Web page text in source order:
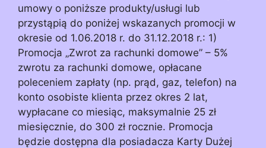
umowy o poniższe produkty/usługi lub
przystąpią do poniżej wskazanych promocji w
okresie od 1.06.2018 r. do 31.12.2018 r.: 1)
Promocja „Zwrot za rachunki domowe” – 5%
zwrotu za rachunki domowe, opłacane
poleceniem zapłaty (np. prąd, gaz, telefon) na
konto osobiste klienta przez okres 2 lat,
wypłacane co miesiąc, maksymalnie 25 zł
miesięcznie, do 300 zł rocznie. Promocja
będzie dostępna dla posiadacza Karty Dużej